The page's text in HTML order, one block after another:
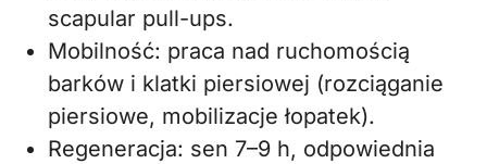
scapular pull-ups.
Mobilność: praca nad ruchomością
barków i klatki piersiowej (rozciąganie
piersiowe, mobilizacje łopatek).
Regeneracja: sen 7–9 h, odpowiednia